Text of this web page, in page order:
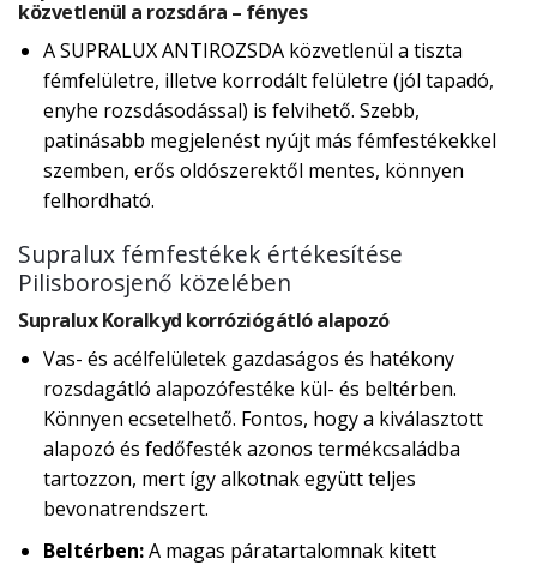
közvetlenül a rozsdára – fényes
A SUPRALUX ANTIROZSDA közvetlenül a tiszta
fémfelületre, illetve korrodált felületre (jól tapadó,
enyhe rozsdásodással) is felvihető. Szebb,
patinásabb megjelenést nyújt más fémfestékekkel
szemben, erős oldószerektől mentes, könnyen
felhordható.
Supralux fémfestékek értékesítése
Pilisborosjenő közelében
Supralux Koralkyd korróziógátló alapozó
Vas- és acélfelületek gazdaságos és hatékony
rozsdagátló alapozófestéke kül- és beltérben.
Könnyen ecsetelhető. Fontos, hogy a kiválasztott
alapozó és fedőfesték azonos termékcsaládba
tartozzon, mert így alkotnak együtt teljes
bevonatrendszert.
Beltérben:A magas páratartalomnak kitett